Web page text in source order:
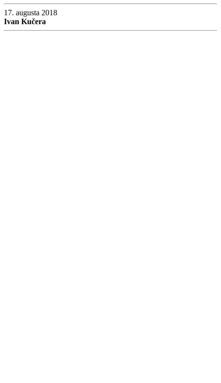
17. augusta 2018
Ivan Kučera